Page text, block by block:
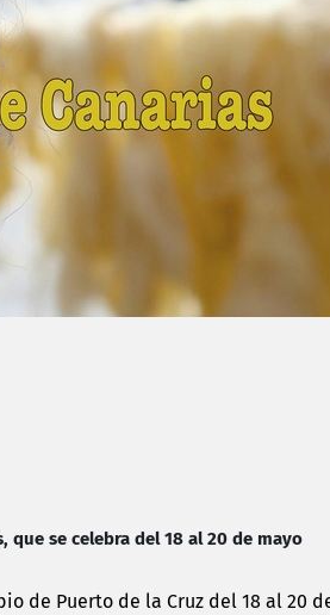
se celebra del 18 al 20 de mayo
de Puerto de la Cruz del 18 al 20